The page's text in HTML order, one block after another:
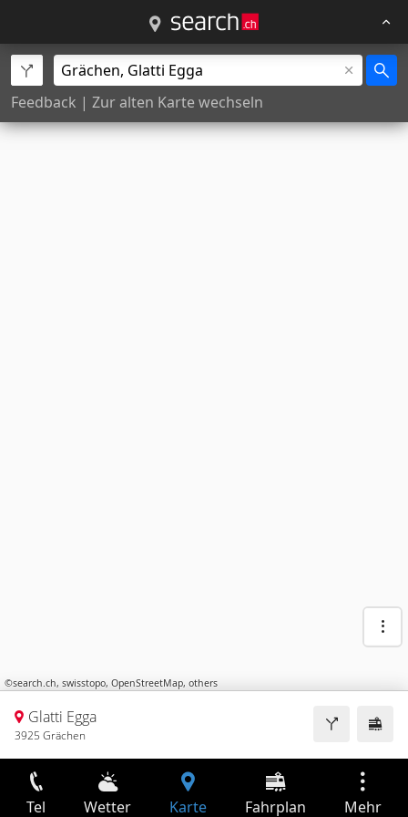
Feedback | Zur alten Karte wechseln
©search.ch, swisstopo, OpenStreetMap, others
Glatti Egga
3925 Grächen
Tel Wetter Karte Fahrplan Mehr